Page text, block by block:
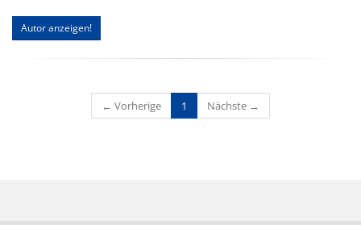
Autor anzeigen!
← Vorherige 1 (current)
Nächste →